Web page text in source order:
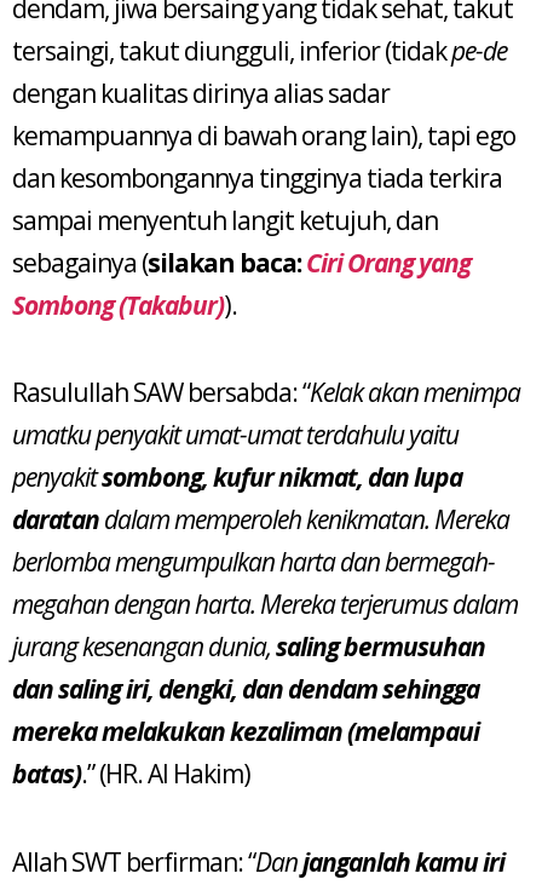
dendam, jiwa bersaing yang tidak sehat, takut
tersaingi, takut diungguli, inferior (tidakpe-de
dengan kualitas dirinya alias sadar
kemampuannya di bawah orang lain), tapi ego
dan kesombongannya tingginya tiada terkira
sampai menyentuh langit ketujuh, dan
sebagainya (silakan baca:Ciri Orang yang
Sombong (Takabur)).
Rasulullah SAW bersabda: “Kelak akan menimpa
umatku penyakit umat-umat terdahulu yaitu
penyakitsombong, kufur nikmat, dan lupa
daratandalam memperoleh kenikmatan. Mereka
berlomba mengumpulkan harta dan bermegah-
megahan dengan harta. Mereka terjerumus dalam
jurang kesenangan dunia,saling bermusuhan
dan saling iri, dengki, dan dendam sehingga
mereka melakukan kezaliman (melampaui
batas).” (HR. Al Hakim)
Allah SWT berfirman: “Danjanganlah kamu iri